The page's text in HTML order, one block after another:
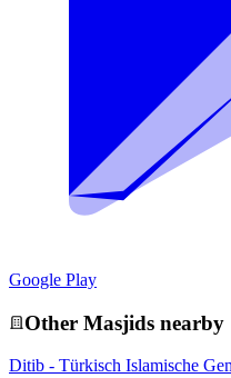
Google Play
Other Masjids nearby
Ditib - Türkisch Islamische